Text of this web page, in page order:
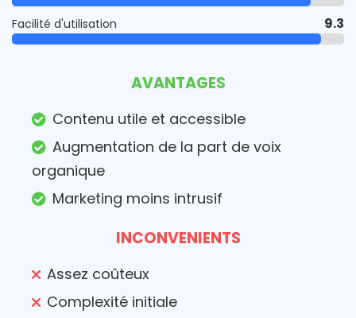
Facilité d'utilisation 9.3
AVANTAGES
Contenu utile et accessible
Augmentation de la part de voix
organique
Marketing moins intrusif
INCONVENIENTS
Assez coûteux
Complexité initiale